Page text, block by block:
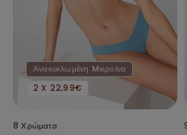
Ανακυκλωμένη Mικροϊνα
2 X 22,99€
8 Χρώματα